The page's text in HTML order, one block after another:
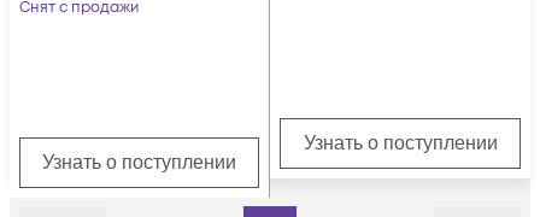
Снят с продажи
Узнать о поступлении
Узнать о поступлении